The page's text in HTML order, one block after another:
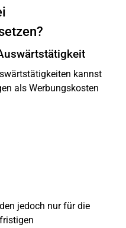
kannst
als Werbungskosten
jedoch nur für die